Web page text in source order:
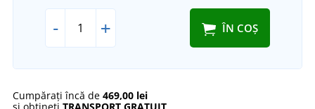
- + ÎN COȘ
Cumpărați încă de 469,00 lei
și obțineți TRANSPORT GRATUIT